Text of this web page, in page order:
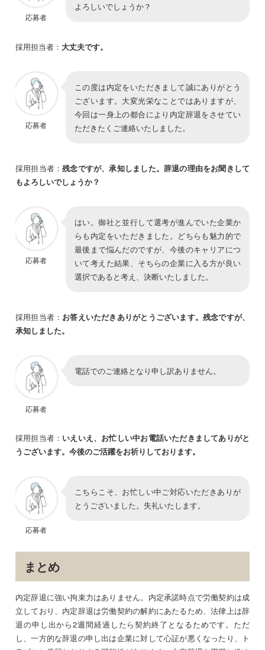
応募者
よろしいでしょうか？
採用担当者： 大丈夫です。
応募者
この度は内定をいただきまして誠にありがとう
ございます。大変光栄なことではありますが、
今回は一身上の都合により内定辞退をさせてい
ただきたくご連絡いたしました。
採用担当者：残念ですが、承知しました。辞退の理由をお聞きして
もよろしいでしょうか？
応募者
はい。御社と並行して選考が進んでいた企業か
らも内定をいただきました。どちらも魅力的で
最後まで悩んだのですが、今後のキャリアにつ
いて考えた結果、そちらの企業に入る方が良い
選択であると考え、決断いたしました。
採用担当者： お答えいただきありがとうございます。残念ですが、
承知しました。
応募者
電話でのご連絡となり申し訳ありません。
採用担当者： いえいえ、お忙しい中お電話いただきましてありがと
うございます。今後のご活躍をお祈りしております。
応募者
こちらこそ、お忙しい中ご対応いただきありが
とうございました。失礼いたします。
まとめ
内定辞退に強い拘束力はありません。内定承諾時点で労働契約は成
立しており、内定辞退は労働契約の解約にあたるため、法律上は辞
退の申し出から2週間経過したら契約終了となるためです。ただ
し、一方的な辞退の申し出は企業に対して心証が悪くなったり、ト